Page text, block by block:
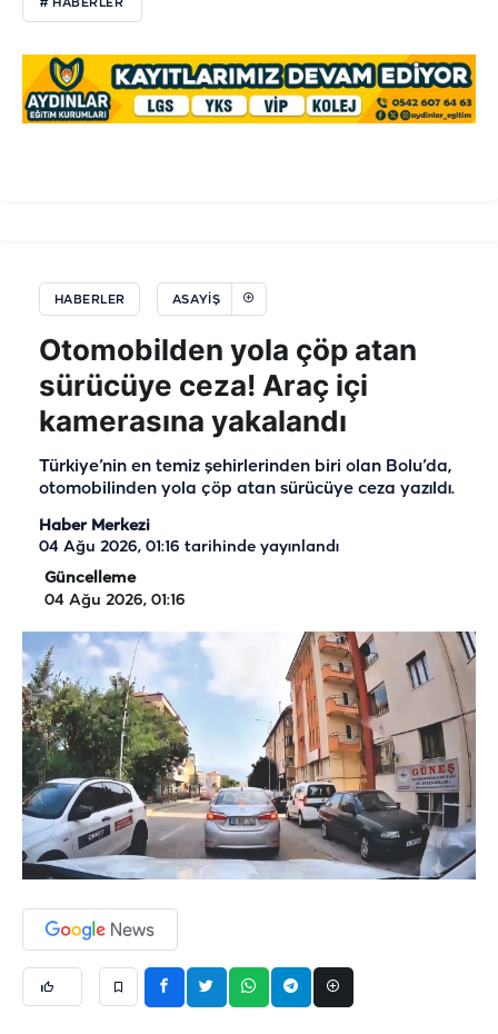
# HABERLER
HABERLER ASAYIŞ
Otomobilden yola çöp atan
sürücüye ceza! Araç içi
kamerasına yakalandı
Türkiye’nin en temiz şehirlerinden biri olan Bolu’da,
otomobilinden yola çöp atan sürücüye ceza yazıldı.
Haber Merkezi
04 Ağu 2026, 01:16 tarihinde yayınlandı
Güncelleme
04 Ağu 2026, 01:16